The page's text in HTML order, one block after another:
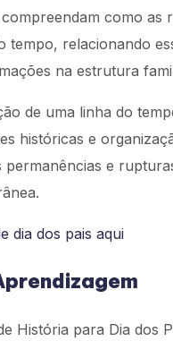
como
tempo, relacionando
na estrutura
de uma linha do
históricas e
e
dia dos pais aqui
História para Dia dos